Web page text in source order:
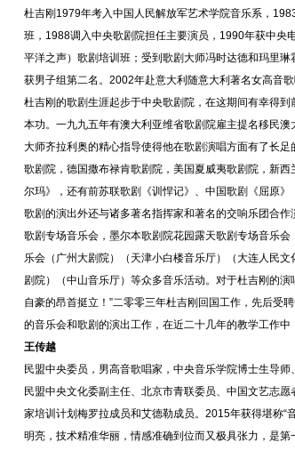
杜吉刚1979年考入中国人民解放军艺术学院音乐系，
班，1988调入中央歌剧院担任主要演员，1990年获中央
平洋之声）歌剧培训班；受到歌剧大师冯时达德和玛里
获男子组第二名。2002年赴意大利随意大利著名女高音
杜吉刚的歌剧生涯起步于中央歌剧院，在这期间有幸得
本功。一九九五年有澳大利亚维省歌剧院雇主提名移民
大师齐拉利奥的精心指导使得他在歌剧演唱方面有了长
歌剧院，德国撒布禄肯歌剧院，美国夏威夷歌剧院，新
尔玛》，还有前苏联歌剧《训悍记》、中国歌剧《屈原
歌剧的演出外还与诸多著名指挥家和著名的交响乐团合
歌剧专场音乐会，墨尔本歌剧院花园露天歌剧专场音乐
乐会（广州大剧院）（天津小白楼音乐厅）（大连人民
剧院）（中山音乐厅）等众多音乐活动。对于杜吉刚的
自豪的昂首挺立！”二零零三年杜吉刚回国工作，先后受
的音乐会和歌剧的演出工作，在近二十几年的教学工作
王传越
民盟中央委员，男高音歌唱家，中央音乐学院博士生导师
民盟中央文化委副主任、北京市青联委员、中国文艺志
家培训计划梅罗拉成员和艾德勒成员。2015年获得堪称
明亮，技术精准华丽，情感准确到位而又极具张力，是第